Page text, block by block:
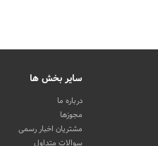
سایر بخش ها
درباره ما
مجوزها
مشتریان اخبار رسمی
سوالات متداول